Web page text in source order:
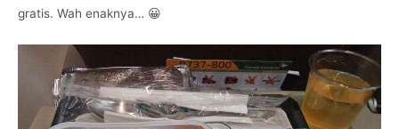
gratis. Wah enaknya… 😀